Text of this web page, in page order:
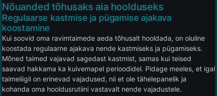
Nõuanded tõhusaks aia hoolduseks
Regulaarse kastmise ja pügamise ajakava
koostamine
Kui soovid oma ravimtaimede aeda tõhusalt hooldada, on oluline
koostada regulaarne ajakava nende kastmiseks ja pügamiseks.
Mõned taimed vajavad sagedast kastmist, samas kui teised
saavad hakkama ka kuivemapel perioodidel. Pidage meeles, et igal
taimeliigil on erinevad vajadused, nii et ole tähelepanelik ja
kohanda oma hooldusrutiini vastavalt nende vajadustele.